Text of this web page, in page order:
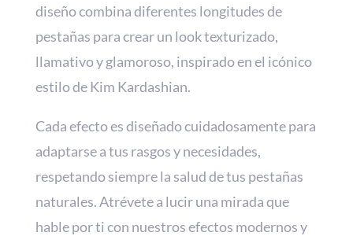
diseño combina diferentes longitudes de
pestañas para crear un look texturizado,
llamativo y glamoroso, inspirado en el icónico
estilo de Kim Kardashian.
Cada efecto es diseñado cuidadosamente para
adaptarse a tus rasgos y necesidades,
respetando siempre la salud de tus pestañas
naturales. Atrévete a lucir una mirada que
hable por ti con nuestros efectos modernos y